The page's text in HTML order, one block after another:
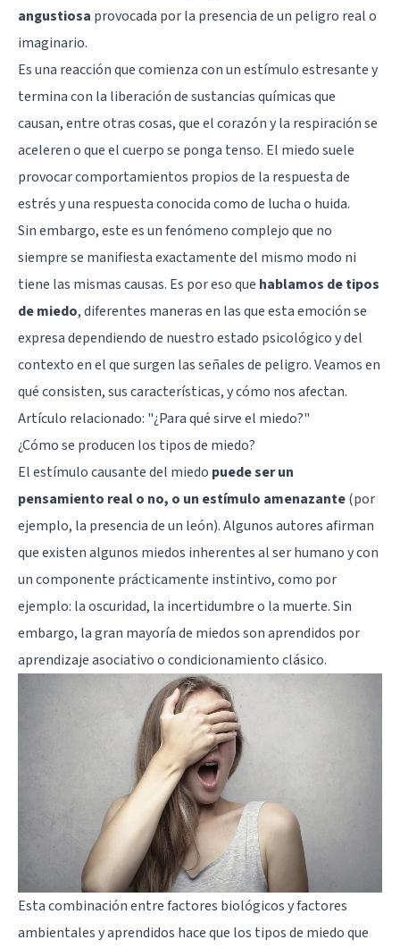
angustiosa provocada por la presencia de un peligro real o
imaginario.
Es una reacción que comienza con un estímulo estresante y
termina con la liberación de sustancias químicas que
causan, entre otras cosas, que el corazón y la respiración se
aceleren o que el cuerpo se ponga tenso. El miedo suele
provocar comportamientos propios de la respuesta de
estrés y una respuesta conocida como de lucha o huida.
Sin embargo, este es un fenómeno complejo que no
siempre se manifiesta exactamente del mismo modo ni
tiene las mismas causas. Es por eso que hablamos de tipos
de miedo, diferentes maneras en las que esta emoción se
expresa dependiendo de nuestro estado psicológico y del
contexto en el que surgen las señales de peligro. Veamos en
qué consisten, sus características, y cómo nos afectan.
Artículo relacionado: "¿Para qué sirve el miedo?"
¿Cómo se producen los tipos de miedo?
El estímulo causante del miedo puede ser un
pensamiento real o no, o un estímulo amenazante(por
ejemplo, la presencia de un león). Algunos autores afirman
que existen algunos miedos inherentes al ser humano y con
un componente prácticamente instintivo, como por
ejemplo: la oscuridad, la incertidumbre o la muerte. Sin
embargo, la gran mayoría de miedos son aprendidos por
aprendizaje asociativo o condicionamiento clásico.
Esta combinación entre factores biológicos y factores
ambientales y aprendidos hace que los tipos de miedo que